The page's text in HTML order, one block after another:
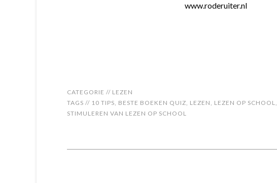
www.roderuiter.nl
CATEGORIE // LEZEN
TAGS // 10 TIPS, BESTE BOEKEN QUIZ, LEZEN, LEZEN OP SCHOOL,
STIMULEREN VAN LEZEN OP SCHOOL